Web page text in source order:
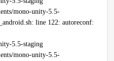
mono-unity-5.5-
line 122: autoreconf:
5.5-staging
mono-unity-5.5-